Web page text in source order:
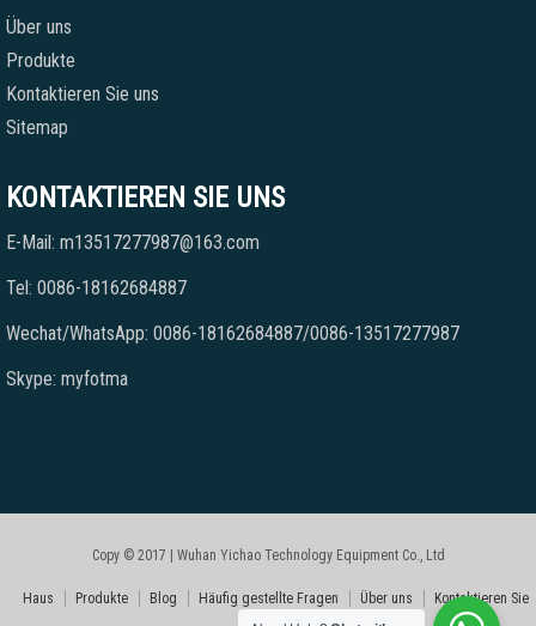
Über uns
Produkte
Kontaktieren Sie uns
Sitemap
KONTAKTIEREN SIE UNS
E-Mail: m13517277987@163.com
Tel: 0086-18162684887
Wechat/WhatsApp: 0086-18162684887/0086-13517277987
Skype: myfotma
Copy © 2017 | Wuhan Yichao Technology Equipment Co., Ltd
Haus Produkte Blog Häufig gestellte Fragen Über uns
Kontaktieren Sie